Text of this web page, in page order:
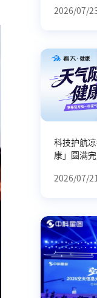
2026/07/
科技护航
康」圆满
2026/07/21